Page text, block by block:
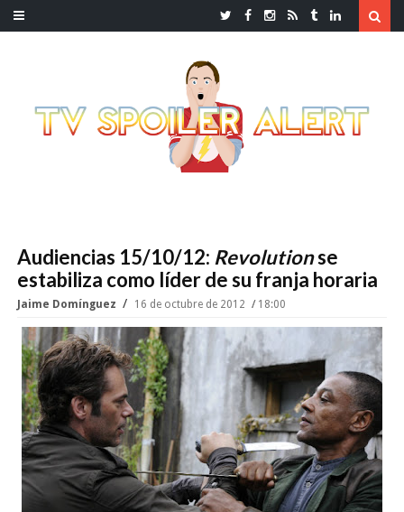
Audiencias 15/10/12: Revolutionse
estabiliza como líder de su franja horaria
Jaime Domínguez 16 de octubre de 2012 18:00